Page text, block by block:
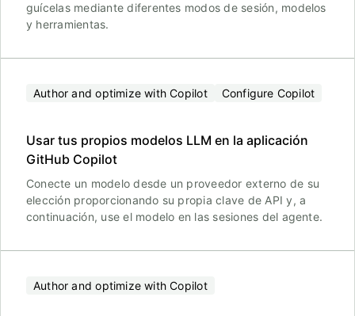
guícelas mediante diferentes modos de sesión, modelos
y herramientas.
Author and optimize with Copilot Configure Copilot
Usar tus propios modelos LLM en la aplicación
GitHub Copilot
Conecte un modelo desde un proveedor externo de su
elección proporcionando su propia clave de API y, a
continuación, use el modelo en las sesiones del agente.
Author and optimize with Copilot